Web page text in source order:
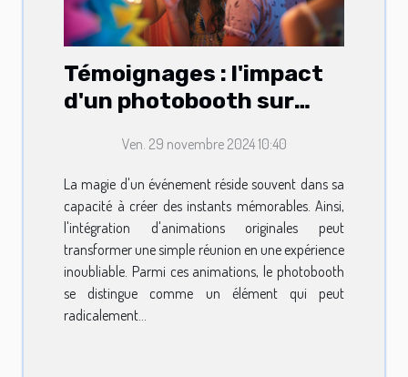
Témoignages : l'impact
d'un photobooth sur
événements
Ven. 29 novembre 2024 10:40
La magie d'un événement réside souvent dans sa
capacité à créer des instants mémorables. Ainsi,
l'intégration d'animations originales peut
transformer une simple réunion en une expérience
inoubliable. Parmi ces animations, le photobooth
se distingue comme un élément qui peut
radicalement...